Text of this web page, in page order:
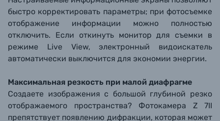
быстро корректировать параметры; при фотосъемке
отображение информации можно полностью
отключить. Если откинуть монитор для съемки в
режиме Live View, электронный видоискатель
автоматически выключится для экономии энергии.
Максимальная резкость при малой диафрагме
Создаете изображения с большой глубиной резко
отображаемого пространства? Фотокамера Z 7II
препятствует появлению дифракции, которая может